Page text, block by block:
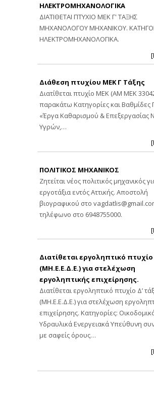
ΗΛΕΚΤΡΟΜΗΧΑΝΟΛΟΓΙΚΑ
ΔΙΑΤΙΘΕΤΑΙ ΠΤΥΧΙΟ ΜΕΚ Γ' ΤΑΞΗΣ
ΜΗΧΑΝΟΛΟΓΟΥ ΜΗΧΑΝΙΚΟΥ.
ΗΛΕΚΤΡΟΜΗΧΑΝΟΛΟΓΙΚΑ.
Διάθεση πτυχίου ΜΕΚ Γ Τάξης
Διατίθεται πτυχίο ΜΕΚ (ΑΜ ΜΕΚ
παρακάτω Κατηγορίες και Βαθμίδες
«Έργα Καθαρισμού & Επεξεργασίας
Υγρών,…
ΠΟΛΙΤΙΚΟΣ ΜΗΧΑΝΙΚΟΣ
Ζητείται νέος πολιτικός μηχανικός
εργοτάξια εντός Αττικής. Αποστολή
βιογραφικού στο
τηλέφωνο στο 6948755000.
Διατίθεται εργοληπτικό πτυχίο
(ΜΗ.Ε.Ε.Δ.Ε.) για στελέχωση
εργοληπτικής επιχείρησης.
Διατίθεται εργοληπτικό πτυχίο Δ’
(ΜΗ.Ε.Ε.Δ.Ε.) για στελέχωση
επιχείρησης. Κατηγορίες:
Υδραυλικά Ενεργειακά Υπεύθυνη
με σαφείς όρους…